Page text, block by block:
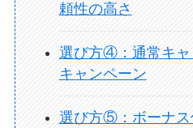
頼性の高さ
選び方④：通常キャ
キャンペーン
選び方⑤：ボーナス